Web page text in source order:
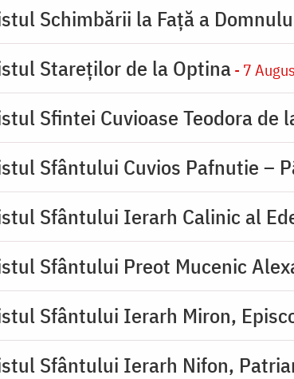
Schimbării la Faţă a
Stareţilor de la Optina- 7
Sfintei Cuvioase Teodora de
Sfântului Cuvios Pafnutie –
Sfântului Ierarh Calinic al
Sfântului Preot Mucenic
Sfântului Ierarh Miron,
Sfântului Ierarh Nifon,